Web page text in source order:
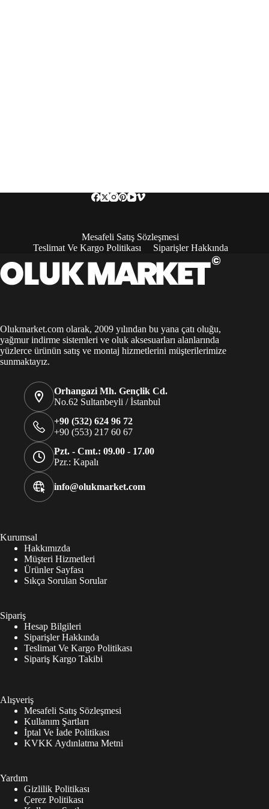
Mesafeli Satış Sözleşmesi
Teslimat Ve Kargo Politikası
Siparişler Hakkında
Olukmarket.com olarak, 2009 yılından bu yana çatı oluğu,
yağmur indirme sistemleri ve oluk aksesuarları alanlarında
yüzlerce ürünün satış ve montaj hizmetlerini müşterilerimize
sunmaktayız.
Orhangazi Mh. Gençlik Cd.
No.62 Sultanbeyli / İstanbul
+90 (532) 624 96 72
+90 (553) 217 60 67
Pzt. - Cmt.: 09.00 - 17.00
Pzr.: Kapalı
info@olukmarket.com
Kurumsal
Hakkımızda
Müşteri Hizmetleri
Ürünler Sayfası
Sıkça Sorulan Sorular
Sipariş
Hesap Bilgileri
Siparişler Hakkında
Teslimat Ve Kargo Politikası
Sipariş Kargo Takibi
Alışveriş
Mesafeli Satış Sözleşmesi
Kullanım Şartları
İptal Ve İade Politikası
KVKK Aydınlatma Metni
Yardım
Gizlilik Politikası
Çerez Politikası